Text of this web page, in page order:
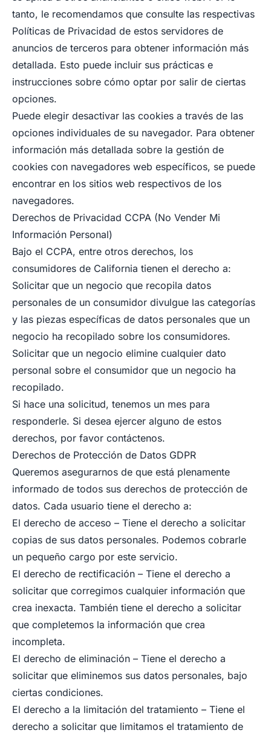
tanto, le recomendamos que consulte las respectivas
Políticas de Privacidad de estos servidores de
anuncios de terceros para obtener información más
detallada. Esto puede incluir sus prácticas e
instrucciones sobre cómo optar por salir de ciertas
opciones.
Puede elegir desactivar las cookies a través de las
opciones individuales de su navegador. Para obtener
información más detallada sobre la gestión de
cookies con navegadores web específicos, se puede
encontrar en los sitios web respectivos de los
navegadores.
Derechos de Privacidad CCPA (No Vender Mi
Información Personal)
Bajo el CCPA, entre otros derechos, los
consumidores de California tienen el derecho a:
Solicitar que un negocio que recopila datos
personales de un consumidor divulgue las categorías
y las piezas específicas de datos personales que un
negocio ha recopilado sobre los consumidores.
Solicitar que un negocio elimine cualquier dato
personal sobre el consumidor que un negocio ha
recopilado.
Si hace una solicitud, tenemos un mes para
responderle. Si desea ejercer alguno de estos
derechos, por favor contáctenos.
Derechos de Protección de Datos GDPR
Queremos asegurarnos de que está plenamente
informado de todos sus derechos de protección de
datos. Cada usuario tiene el derecho a:
El derecho de acceso – Tiene el derecho a solicitar
copias de sus datos personales. Podemos cobrarle
un pequeño cargo por este servicio.
El derecho de rectificación – Tiene el derecho a
solicitar que corregimos cualquier información que
crea inexacta. También tiene el derecho a solicitar
que completemos la información que crea
incompleta.
El derecho de eliminación – Tiene el derecho a
solicitar que eliminemos sus datos personales, bajo
ciertas condiciones.
El derecho a la limitación del tratamiento – Tiene el
derecho a solicitar que limitamos el tratamiento de